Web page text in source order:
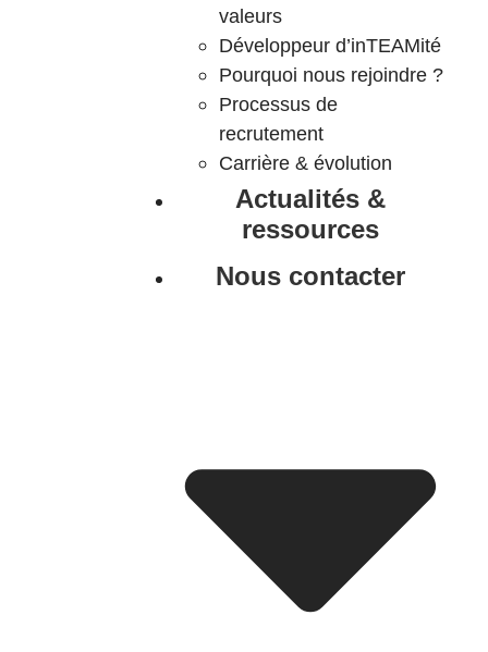
valeurs
Développeur d’inTEAMité
Pourquoi nous rejoindre ?
Processus de
recrutement
Carrière & évolution
Actualités &
ressources
Nous contacter